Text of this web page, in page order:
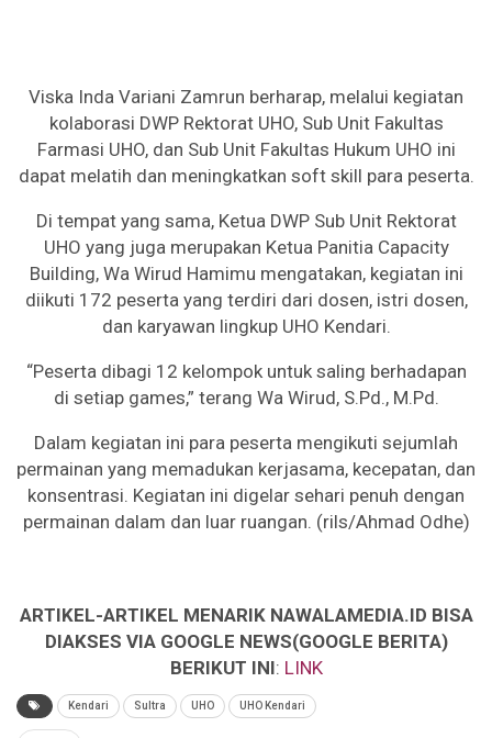
Viska Inda Variani Zamrun berharap, melalui kegiatan
kolaborasi DWP Rektorat UHO, Sub Unit Fakultas
Farmasi UHO, dan Sub Unit Fakultas Hukum UHO ini
dapat melatih dan meningkatkan soft skill para peserta.
Di tempat yang sama, Ketua DWP Sub Unit Rektorat
UHO yang juga merupakan Ketua Panitia Capacity
Building, Wa Wirud Hamimu mengatakan, kegiatan ini
diikuti 172 peserta yang terdiri dari dosen, istri dosen,
dan karyawan lingkup UHO Kendari.
“Peserta dibagi 12 kelompok untuk saling berhadapan
di setiap games,” terang Wa Wirud, S.Pd., M.Pd.
Dalam kegiatan ini para peserta mengikuti sejumlah
permainan yang memadukan kerjasama, kecepatan, dan
konsentrasi. Kegiatan ini digelar sehari penuh dengan
permainan dalam dan luar ruangan. (rils/Ahmad Odhe)
ARTIKEL-ARTIKEL MENARIK NAWALAMEDIA.ID BISA
DIAKSES VIA GOOGLE NEWS(GOOGLE BERITA)
BERIKUT INI: LINK
Kendari Sultra UHO UHO Kendari